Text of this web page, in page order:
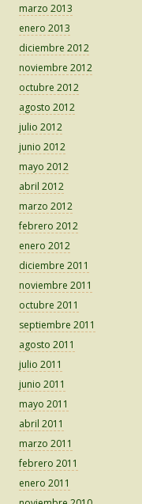
marzo 2013
enero 2013
diciembre 2012
noviembre 2012
octubre 2012
agosto 2012
julio 2012
junio 2012
mayo 2012
abril 2012
marzo 2012
febrero 2012
enero 2012
diciembre 2011
noviembre 2011
octubre 2011
septiembre 2011
agosto 2011
julio 2011
junio 2011
mayo 2011
abril 2011
marzo 2011
febrero 2011
enero 2011